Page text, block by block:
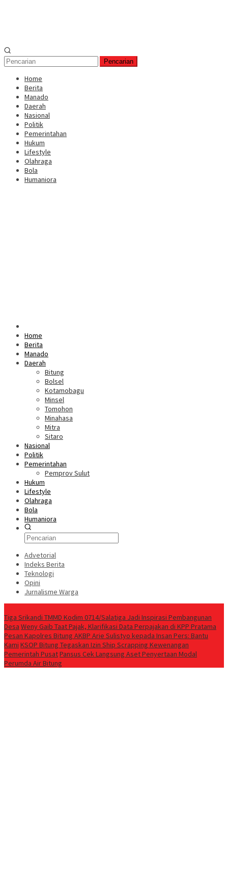
Pencarian
Home
Berita
Manado
Daerah
Nasional
Politik
Pemerintahan
Hukum
Lifestyle
Olahraga
Bola
Humaniora
Home
Berita
Manado
Daerah
Bitung
Bolsel
Kotamobagu
Minsel
Tomohon
Minahasa
Mitra
Sitaro
Nasional
Politik
Pemerintahan
Pemprov Sulut
Hukum
Lifestyle
Olahraga
Bola
Humaniora
Advetorial
Indeks Berita
Teknologi
Opini
Jurnalisme Warga
Tiga Srikandi TMMD Kodim 0714/Salatiga Jadi Inspirasi Pembangunan
Desa Weny Gaib Taat Pajak, Klarifikasi Data Perpajakan di KPP Pratama
Pesan Kapolres Bitung AKBP Arie Sulistyo kepada Insan Pers: Bantu
Kami KSOP Bitung Tegaskan Izin Ship Scrapping Kewenangan
Pemerintah PusatPansus Cek Langsung Aset Penyertaan Modal
Perumda Air Bitung